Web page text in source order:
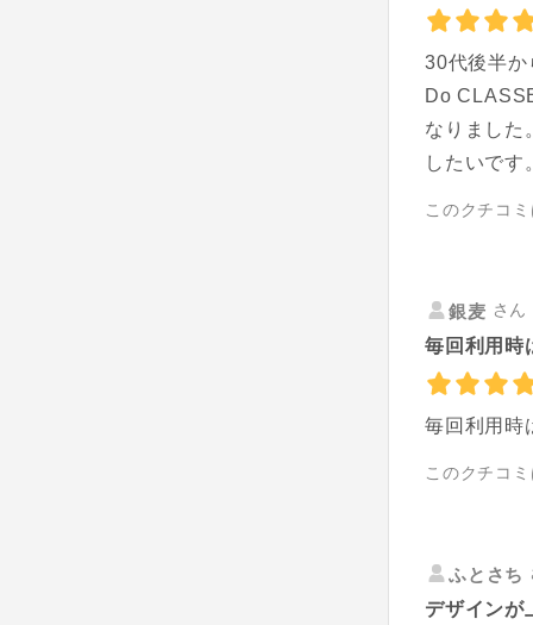
30代後半か
Do
なりました
したいです
このクチコ
銀麦 さ
毎回利用時
毎回利用時
このクチコ
ふとさち
デザインが